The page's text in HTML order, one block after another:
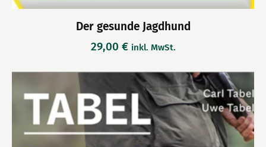
Der gesunde Jagdhund
29,00 € inkl. MwSt.